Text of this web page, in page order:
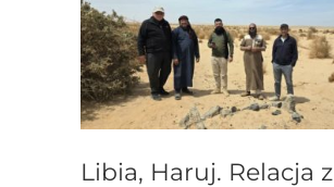
Libia, Haruj. Relacja z